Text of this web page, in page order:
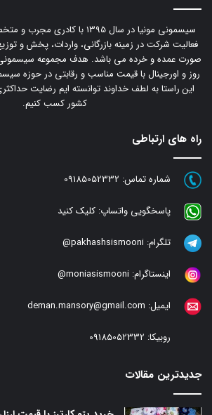
سیسمونی مونیا در سال 1395 با
فعالیت شرکت در زمینه بازرگانی، واردات، پخش و
صورت عمده و خرده می باشد. هدف مجموعه سیسمونی
روز و اورجینال با قیمت مناسب و رقابتی در حوزه
این راستا به لطف خداوند توانسته ایم رضایت
کشور کسب کنیم.
راه های ارتباطی
شماره تماس: 09185052332
پاسخگویی واتساپ: کلیک کنید
تلگرام: pakhashsismooni@
اینستاگرام: moniasismooni@
ایمیل: deman.mansory@gmail.com
روبیکا: 09185052332
جدیدترین مقالات